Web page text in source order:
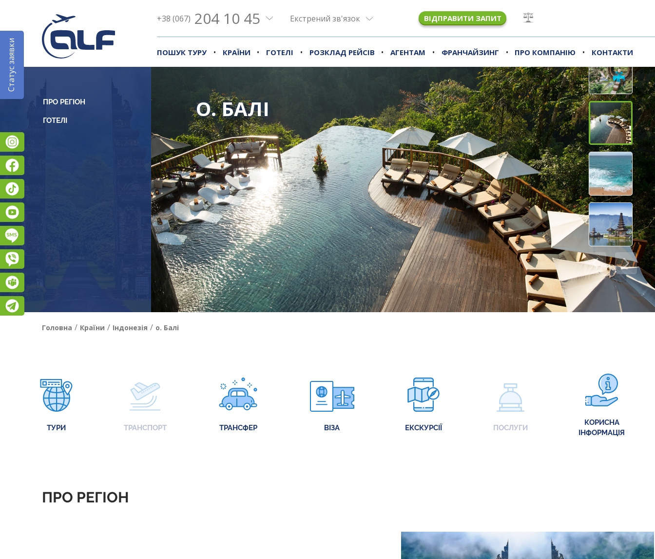
+38 (067) 204 10 45 Екстрений зв'язок ВІДПРАВИТИ ЗАПИТ
ПОШУК ТУРУ • КРАЇНИ • ГОТЕЛІ • РОЗКЛАД РЕЙСІВ • АГЕНТАМ • ФРАНЧАЙЗИНГ • ПРО КОМПАНІЮ • КОНТАКТИ
Статус заявки
О. БАЛІ
ПРО РЕГІОН
Головна / Країни / Індонезія / о. Балі
ТУРИ ТРАНСПОРТ ТРАНСФЕР ВІЗА ЕКСКУРСІЇ ПОСЛУГИ
КОРИСНА
ІНФОРМАЦІЯ
ПРО РЕГІОН